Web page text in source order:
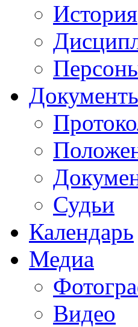
История
Судьи
Календарь
Медиа
Видео